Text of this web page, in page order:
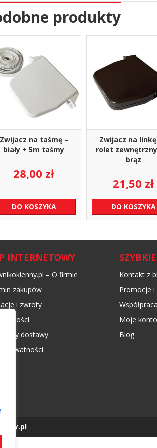
produkty
Zwijacz na taśmę –
biały + 5m taśmy
28,00 zł
DO KOSZYKA
Zwijacz na
rolet
brąz
21,50 zł
DO KOSZYKA
INTERNETOWY
– O firmie
zakupów
i zwroty
dostawy
prywatności
Kontakt z
Promocje i
Moje konto
Blog